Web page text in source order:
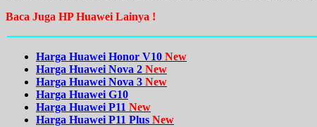
Baca Juga HP Huawei Lainya !
Harga Huawei Honor V10 New
Harga Huawei Nova 2 New
Harga Huawei Nova 3 New
Harga Huawei G10
Harga Huawei P11 New
Harga Huawei P11 Plus New